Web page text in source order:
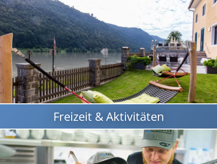
Freizeit & Aktivitäten